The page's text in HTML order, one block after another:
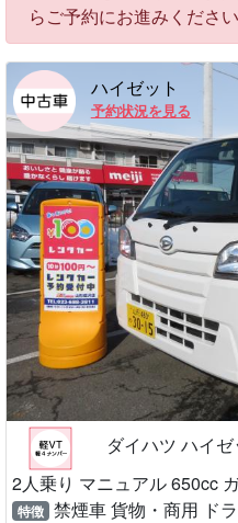
らご予約にお進みください
ハイゼット
予約状況を見る
ダイハツ ハイゼ
2人乗り マニュアル 650cc
特徴 禁煙車 貨物・商用 ド